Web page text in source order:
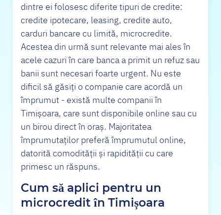
dintre ei folosesc diferite tipuri de credite:
credite ipotecare, leasing, credite auto,
carduri bancare cu limită, microcredite.
Acestea din urmă sunt relevante mai ales în
acele cazuri în care banca a primit un refuz sau
banii sunt necesari foarte urgent. Nu este
dificil să găsiți o companie care acordă un
împrumut - există multe companii în
Timișoara, care sunt disponibile online sau cu
un birou direct în oraș. Majoritatea
împrumutaților preferă împrumutul online,
datorită comodității și rapidității cu care
primesc un răspuns.
Cum să aplici pentru un
microcredit în Timișoara